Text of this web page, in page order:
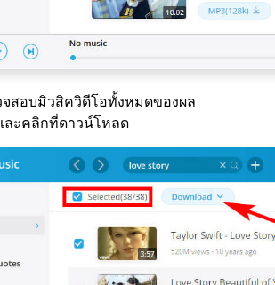
สอบมิวสิควิดีโอทั้งหมดของผล
ละคลิกที่ดาวน์โหลด